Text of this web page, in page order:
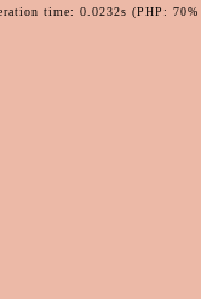
time: 0.0232s (PHP: